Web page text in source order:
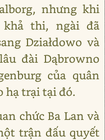
nhưng khi
thi, ngài đã
Działdowo và
đài Dąbrowno
của quân
hạ trại tại đó.
chức Ba Lan và
trận đấu quyết